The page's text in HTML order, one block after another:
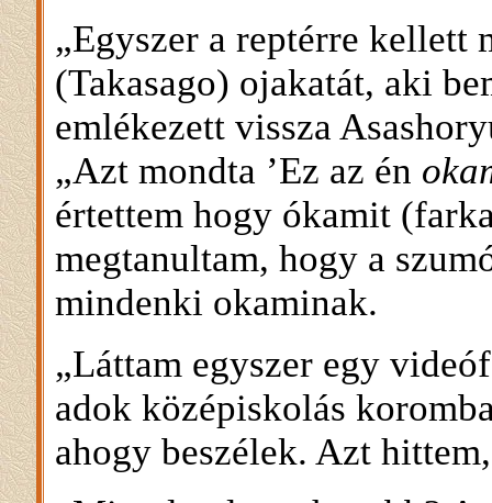
„Egyszer a reptérre kellett
(Takasago) ojakatát, aki
emlékezett vissza
„Azt mondta ’Ez az én
értettem hogy ókamit
megtanultam, hogy a
mindenki okaminak.
„Láttam egyszer egy
adok középiskolás
ahogy beszélek. Azt